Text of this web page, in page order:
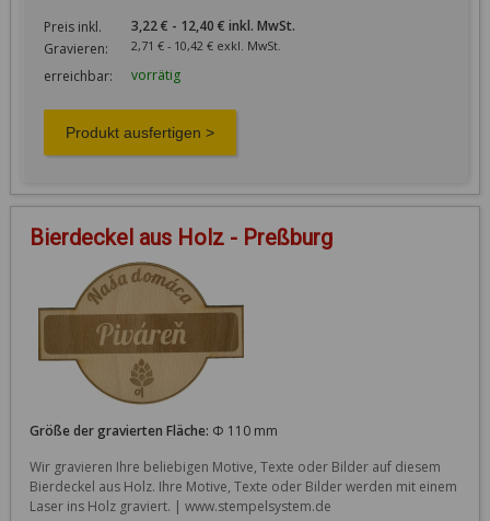
Preis inkl.
Gravieren:
3,22 € - 12,40 € inkl. MwSt.
2,71 € - 10,42 € exkl. MwSt.
erreichbar: vorrätig
Bierdeckel aus Holz - Preßburg
Größe der gravierten Fläche: Φ 110 mm
Wir gravieren Ihre beliebigen Motive, Texte oder Bilder auf diesem
Bierdeckel aus Holz. Ihre Motive, Texte oder Bilder werden mit einem
Laser ins Holz graviert. | www.stempelsystem.de